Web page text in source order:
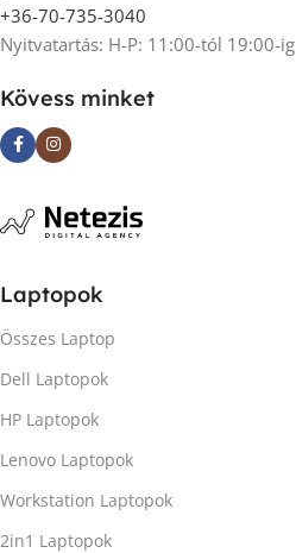
+36-70-735-3040
Nyitvatartás: H-P: 11:00-tól 19:00-ig
Kövess minket
Laptopok
Összes Laptop
Dell Laptopok
HP Laptopok
Lenovo Laptopok
Workstation Laptopok
2in1 Laptopok